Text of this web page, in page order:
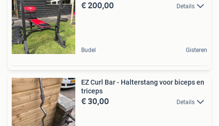
€ 200,00 Details
Budel Gisteren
EZ Curl Bar - Halterstang voor biceps en
triceps
€ 30,00 Details